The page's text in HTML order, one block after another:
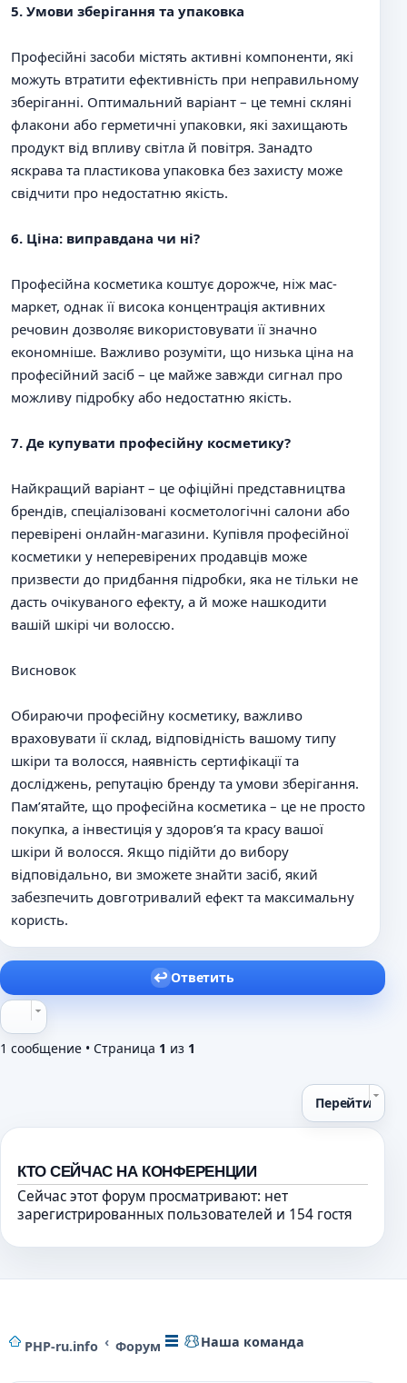
5. Умови зберігання та упаковка
Професійні засоби містять активні компоненти, які
можуть втратити ефективність при неправильному
зберіганні. Оптимальний варіант – це темні скляні
флакони або герметичні упаковки, які захищають
продукт від впливу світла й повітря. Занадто
яскрава та пластикова упаковка без захисту може
свідчити про недостатню якість.
6. Ціна: виправдана чи ні?
Професійна косметика коштує дорожче, ніж мас-
маркет, однак її висока концентрація активних
речовин дозволяє використовувати її значно
економніше. Важливо розуміти, що низька ціна на
професійний засіб – це майже завжди сигнал про
можливу підробку або недостатню якість.
7. Де купувати професійну косметику?
Найкращий варіант – це офіційні представництва
брендів, спеціалізовані косметологічні салони або
перевірені онлайн-магазини. Купівля професійної
косметики у неперевірених продавців може
призвести до придбання підробки, яка не тільки не
дасть очікуваного ефекту, а й може нашкодити
вашій шкірі чи волоссю.
Висновок
Обираючи професійну косметику, важливо
враховувати її склад, відповідність вашому типу
шкіри та волосся, наявність сертифікації та
досліджень, репутацію бренду та умови зберігання.
Пам’ятайте, що професійна косметика – це не просто
покупка, а інвестиція у здоров’я та красу вашої
шкіри й волосся. Якщо підійти до вибору
відповідально, ви зможете знайти засіб, який
забезпечить довготривалий ефект та максимальну
користь.
Ответить
1 сообщение • Страница 1 из 1
Перейти
КТО СЕЙЧАС НА КОНФЕРЕНЦИИ
Сейчас этот форум просматривают: нет
зарегистрированных пользователей и 154 гостя
PHP-ru.info Форум Наша команда